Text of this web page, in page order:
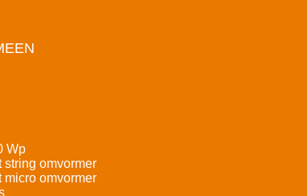
Wp
string omvormer
micro omvormer